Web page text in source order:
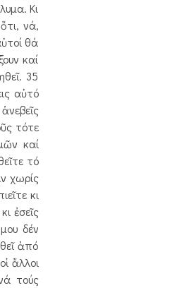
Κι
νά,
θά
καί
35
αὐτό
τότε
καί
τό
χωρίς
κι
ἐσεῖς
δέν
ἀπό
ἄλλοι
τούς